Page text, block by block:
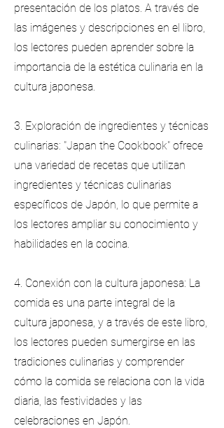
presentación de los platos. A través de
las imágenes y descripciones en el libro,
los lectores pueden aprender sobre la
importancia de la estética culinaria en la
cultura japonesa.
3. Exploración de ingredientes y técnicas
culinarias: "Japan the Cookbook" ofrece
una variedad de recetas que utilizan
ingredientes y técnicas culinarias
específicos de Japón, lo que permite a
los lectores ampliar su conocimiento y
habilidades en la cocina.
4. Conexión con la cultura japonesa: La
comida es una parte integral de la
cultura japonesa, y a través de este libro,
los lectores pueden sumergirse en las
tradiciones culinarias y comprender
cómo la comida se relaciona con la vida
diaria, las festividades y las
celebraciones en Japón.